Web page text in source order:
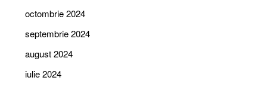
octombrie 2024
septembrie 2024
august 2024
iulie 2024